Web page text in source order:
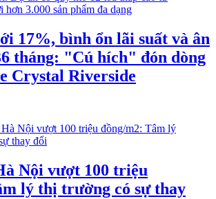
17%, bình ổn lãi suất và ân
tháng: "Cú hích" đón dòng
Crystal Riverside
Nội vượt 100 triệu
lý thị trường có sự thay